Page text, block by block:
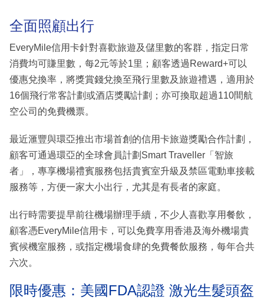
全面照顧出行
EveryMile信用卡針對喜歡旅遊及儲里數的客群，指定日常
消費均可賺里數，每2元等於1里；顧客透過Reward+可以
優惠兌換率，將獎賞錢兌換至飛行里數及旅遊禮遇，適用於
16個飛行常客計劃或酒店獎勵計劃；亦可換取超過110間航
空公司的免費機票。
最近滙豐與環亞推出市場首創的信用卡旅遊獎勵合作計劃，
顧客可通過環亞的全球會員計劃Smart Traveller「智旅
者」，專享機場禮賓服務包括貴賓室升級及禁區電動車接載
服務等，方便一家大小出行，尤其是有長者的家庭。
出行時需要提早前往機場辦理手續，不少人喜歡享用餐飲，
顧客憑EveryMile信用卡，可以免費享用香港及海外機場貴
賓候機室服務，或指定機場食肆的免費餐飲服務，每年合共
六次。
限時優惠：美國FDA認證 激光生髮頭盔